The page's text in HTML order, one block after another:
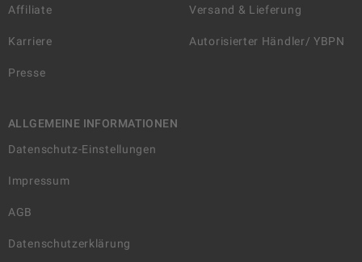
Affiliate
Karriere
Presse
Versand & Lieferung
Autorisierter Händler/ YBPN
ALLGEMEINE INFORMATIONEN
Datenschutz-Einstellungen
Impressum
AGB
Datenschutzerklärung